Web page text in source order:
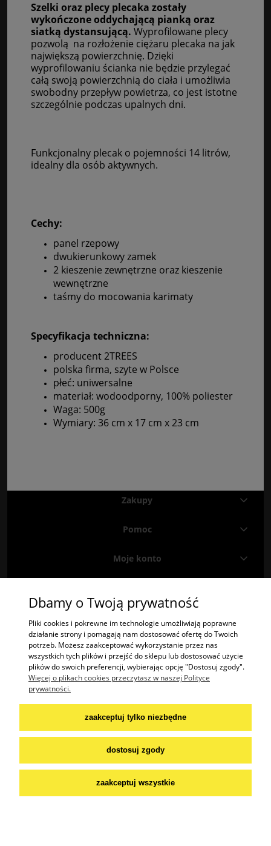
Szelki oraz plecy plecaka zostały
wykończone oddychającą pianką oraz
siatką dystansującą. Wyprofilowane plecy
pozwolą na rozłożenie ciężaru plecaka na jak
największą powierzchnię. Dzięki
wyprofilowaniu ścianka nie będzie przylegać
całą swoją powierzchnią do ciała i umożliwia
swobodny przepływ powietrza, co jest istotne
szczególnie podczas upalnych dni.
Funkcjonalny plecak o pojemności 14 litrów,
idealny dla osób aktywnych.
Cechy:
panel rzepowy
dwukierunkowy zamek
2 kieszenie zewnętrzne oraz kieszenie
wewnętrzne
taśmy do mocowania karimaty
Specyfikacja techniczna:
producent 2TREES
polska firma, szyte w Polsce
płeć: uniwersalne
materiał: wodoodporny, 100% poliester
Waga: 500g
Wymiary: 36 cm x 17 cm x 23 cm
Zakupy
Pomoc
Moje konto
Znajdź nas naFacebookuiInstagramie
"2TREES" Radosław Krzysztof Olech | ul. Potok 485A, 38-404 Potok | woj.
podkarpackie | tel.: 574447365 | email:kontakt@2trees.pl
NIP: 6842276645
Praca:
wakat:szwaczka / krawcowa
aplikuj na mail:
praca@2trees.pl
Dbamy o Twoją prywatność
Pliki cookies i pokrewne im technologie umożliwiają poprawne
działanie strony i pomagają nam dostosować ofertę do Twoich
potrzeb. Możesz zaakceptować wykorzystanie przez nas
wszystkich tych plików i przejść do sklepu lub dostosować użycie
plików do swoich preferencji, wybierając opcję "Dostosuj zgody".
Więcej o plikach cookies przeczytasz w naszej Polityce
prywatności.
zaakceptuj tylko niezbędne
dostosuj zgody
zaakceptuj wszystkie